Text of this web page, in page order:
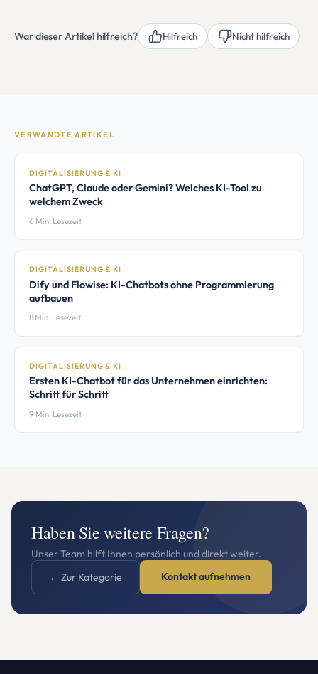
War dieser Artikel hilfreich? Hilfreich Nicht hilfreich
VERWANDTE ARTIKEL
DIGITALISIERUNG & KI
ChatGPT, Claude oder Gemini? Welches KI-Tool zu
welchem Zweck
6 Min. Lesezeit
DIGITALISIERUNG & KI
Dify und Flowise: KI-Chatbots ohne Programmierung
aufbauen
8 Min. Lesezeit
DIGITALISIERUNG & KI
Ersten KI-Chatbot für das Unternehmen einrichten:
Schritt für Schritt
9 Min. Lesezeit
Haben Sie weitere Fragen?
Unser Team hilft Ihnen persönlich und direkt weiter.
← Zur Kategorie
Kontakt aufnehmen